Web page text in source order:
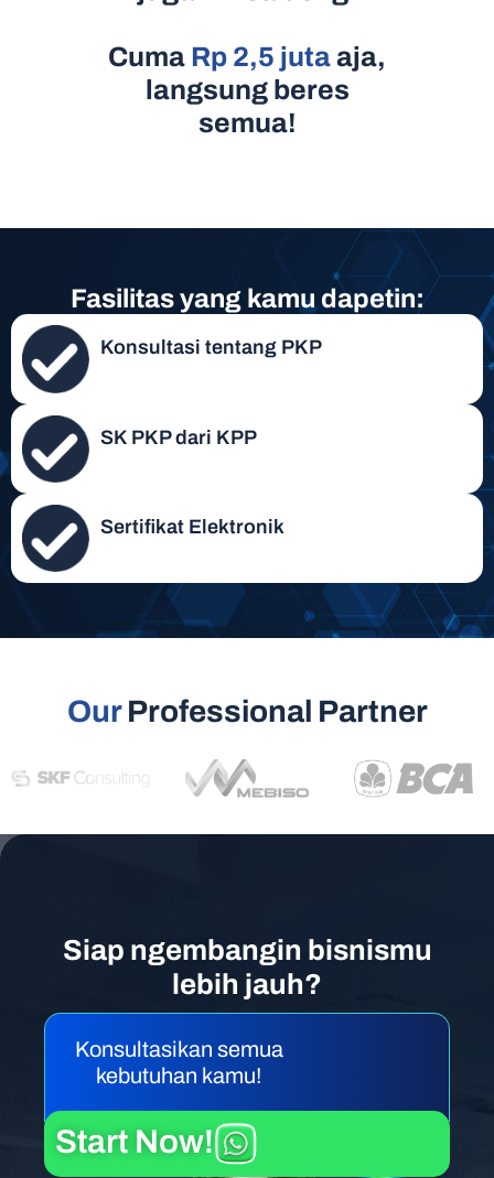
Cuma Rp 2,5 jutaaja,
langsung beres
semua!
Fasilitas yang kamu dapetin:
Konsultasi tentang PKP
SK PKP dari KPP
Sertifikat Elektronik
OurProfessional Partner
Siap ngembangin bisnismu
lebih jauh?
Konsultasikan semua
kebutuhan kamu!
Start Now!